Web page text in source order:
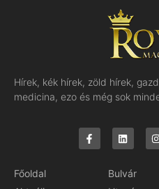
Hírek, kék hírek, zöld hírek,
medicina, ezo és még sok
Főoldal
Bulvár